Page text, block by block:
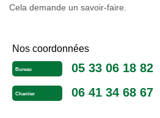
Cela demande un savoir-faire.
Nos coordonnées
Bureau 05 33 06 18 82
Chantier 06 41 34 68 67